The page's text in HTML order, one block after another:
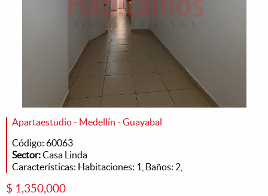
Apartaestudio - Medellín - Guayabal
Código: 60063
Sector:Casa Linda
Características: Habitaciones: 1, Baños: 2,
$ 1,350,000